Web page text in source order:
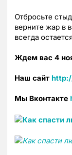
Отбросьте
верните жар в
всегда
Ждем вас 4
Наш сайт
Мы Вконтакте